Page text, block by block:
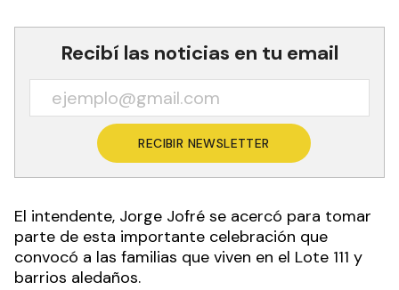
Recibí las noticias en tu email
RECIBIR NEWSLETTER
El intendente, Jorge Jofré se acercó para tomar
parte de esta importante celebración que
convocó a las familias que viven en el Lote 111 y
barrios aledaños.